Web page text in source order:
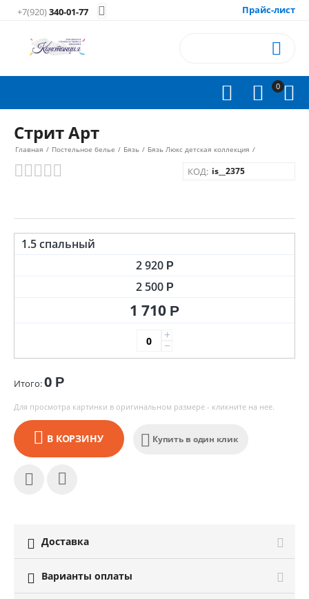
Прайс-лист
+7(920)340-01-77 
0 



Стрит Арт
Главная / Постельное белье / Бязь / Бязь Люкс детская коллекция /
КОД: is__2375
1.5 спальный
2 920 Р
2 500 Р
1 710 Р
+
−
Итого:0 Р
Для просмотра картинки в оригинальном размере - кликните на нее.
В КОРЗИНУ Купить в один клик
 Доставка
 Варианты оплаты